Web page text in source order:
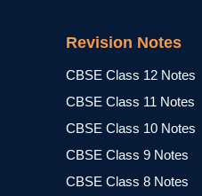
Revision Notes
CBSE Class 12 Notes
CBSE Class 11 Notes
CBSE Class 10 Notes
CBSE Class 9 Notes
CBSE Class 8 Notes